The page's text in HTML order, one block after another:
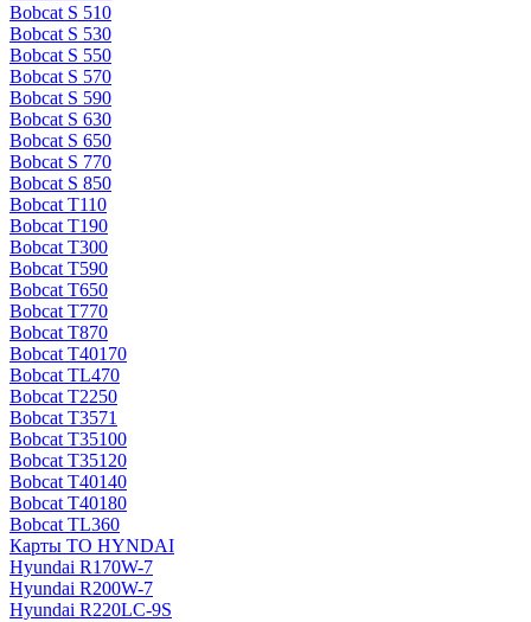
Bobcat S 510
Bobcat S 530
Bobcat S 550
Bobcat S 570
Bobcat S 590
Bobcat S 630
Bobcat S 650
Bobcat S 770
Bobcat S 850
Bobcat T110
Bobcat T190
Bobcat T300
Bobcat T590
Bobcat T650
Bobcat T770
Bobcat T870
Bobcat T40170
Bobcat TL470
Bobcat Т2250
Bobcat Т3571
Bobcat Т35100
Bobcat Т35120
Bobcat Т40140
Bobcat Т40180
Bobcat ТL360
Карты ТО HYNDAI
Hyundai R170W-7
Hyundai R200W-7
Hyundai R220LC-9S